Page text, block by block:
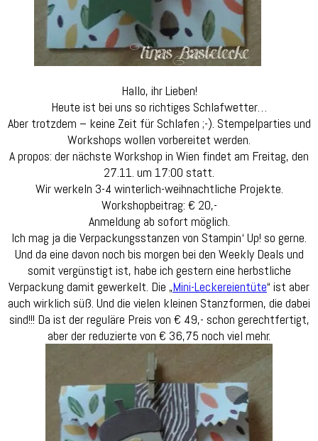
Hallo, ihr Lieben!
Heute ist bei uns so richtiges Schlafwetter…
Aber trotzdem – keine Zeit für Schlafen ;-). Stempelparties und
Workshops wollen vorbereitet werden.
A propos: der nächste Workshop in Wien findet am Freitag, den
27.11. um 17:00 statt.
Wir werkeln 3-4 winterlich-weihnachtliche Projekte.
Workshopbeitrag: € 20,-
Anmeldung ab sofort möglich.
Ich mag ja die Verpackungsstanzen von Stampin‘ Up! so gerne.
Und da eine davon noch bis morgen bei den Weekly Deals und
somit vergünstigt ist, habe ich gestern eine herbstliche
Verpackung damit gewerkelt. Die „Mini-Leckereientüte“ ist aber
auch wirklich süß. Und die vielen kleinen Stanzformen, die dabei
sind!!! Da ist der reguläre Preis von € 49,- schon gerechtfertigt,
aber der reduzierte von € 36,75 noch viel mehr.